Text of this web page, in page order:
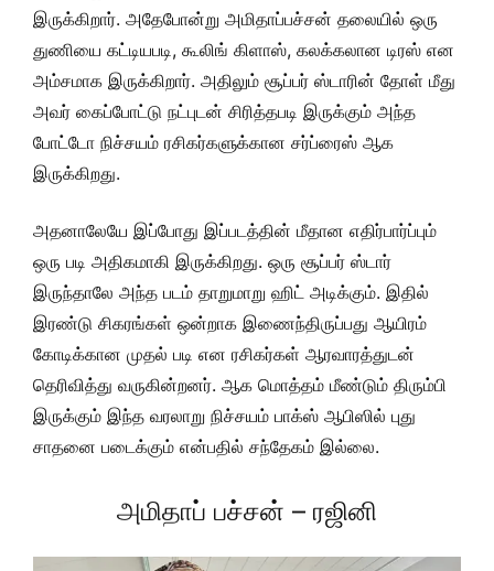
இருக்கிறார். அதேபோன்று அமிதாப்பச்சன் தலையில் ஒரு
துணியை கட்டியபடி, கூலிங் கிளாஸ், கலக்கலான டிரஸ் என
அம்சமாக இருக்கிறார். அதிலும் சூப்பர் ஸ்டாரின் தோள் மீது
அவர் கைப்போட்டு நட்புடன் சிரித்தபடி இருக்கும் அந்த
போட்டோ நிச்சயம் ரசிகர்களுக்கான சர்ப்ரைஸ் ஆக
இருக்கிறது.
அதனாலேயே இப்போது இப்படத்தின் மீதான எதிர்பார்ப்பும்
ஒரு படி அதிகமாகி இருக்கிறது. ஒரு சூப்பர் ஸ்டார்
இருந்தாலே அந்த படம் தாறுமாறு ஹிட் அடிக்கும். இதில்
இரண்டு சிகரங்கள் ஒன்றாக இணைந்திருப்பது ஆயிரம்
கோடிக்கான முதல் படி என ரசிகர்கள் ஆரவாரத்துடன்
தெரிவித்து வருகின்றனர். ஆக மொத்தம் மீண்டும் திரும்பி
இருக்கும் இந்த வரலாறு நிச்சயம் பாக்ஸ் ஆபிஸில் புது
சாதனை படைக்கும் என்பதில் சந்தேகம் இல்லை.
அமிதாப் பச்சன் – ரஜினி